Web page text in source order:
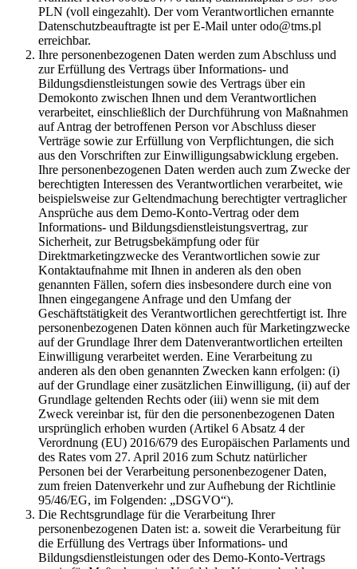
PLN (voll eingezahlt). Der vom Verantwortlichen ernannte
Datenschutzbeauftragte ist per E-Mail unter odo@tms.pl
erreichbar.
Ihre personenbezogenen Daten werden zum Abschluss und
zur Erfüllung des Vertrags über Informations- und
Bildungsdienstleistungen sowie des Vertrags über ein
Demokonto zwischen Ihnen und dem Verantwortlichen
verarbeitet, einschließlich der Durchführung von Maßnahmen
auf Antrag der betroffenen Person vor Abschluss dieser
Verträge sowie zur Erfüllung von Verpflichtungen, die sich
aus den Vorschriften zur Einwilligungsabwicklung ergeben.
Ihre personenbezogenen Daten werden auch zum Zwecke der
berechtigten Interessen des Verantwortlichen verarbeitet, wie
beispielsweise zur Geltendmachung berechtigter vertraglicher
Ansprüche aus dem Demo-Konto-Vertrag oder dem
Informations- und Bildungsdienstleistungsvertrag, zur
Sicherheit, zur Betrugsbekämpfung oder für
Direktmarketingzwecke des Verantwortlichen sowie zur
Kontaktaufnahme mit Ihnen in anderen als den oben
genannten Fällen, sofern dies insbesondere durch eine von
Ihnen eingegangene Anfrage und den Umfang der
Geschäftstätigkeit des Verantwortlichen gerechtfertigt ist. Ihre
personenbezogenen Daten können auch für Marketingzwecke
auf der Grundlage Ihrer dem Datenverantwortlichen erteilten
Einwilligung verarbeitet werden. Eine Verarbeitung zu
anderen als den oben genannten Zwecken kann erfolgen: (i)
auf der Grundlage einer zusätzlichen Einwilligung, (ii) auf der
Grundlage geltenden Rechts oder (iii) wenn sie mit dem
Zweck vereinbar ist, für den die personenbezogenen Daten
ursprünglich erhoben wurden (Artikel 6 Absatz 4 der
Verordnung (EU) 2016/679 des Europäischen Parlaments und
des Rates vom 27. April 2016 zum Schutz natürlicher
Personen bei der Verarbeitung personenbezogener Daten,
zum freien Datenverkehr und zur Aufhebung der Richtlinie
95/46/EG, im Folgenden: „DSGVO“).
Die Rechtsgrundlage für die Verarbeitung Ihrer
personenbezogenen Daten ist: a. soweit die Verarbeitung für
die Erfüllung des Vertrags über Informations- und
Bildungsdienstleistungen oder des Demo-Konto-Vertrags